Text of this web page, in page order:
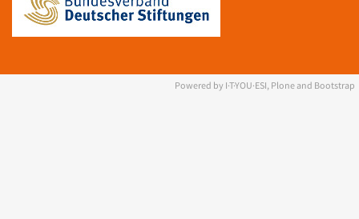
Powered by I·T·YOU·ESI, Plone and Bootstrap